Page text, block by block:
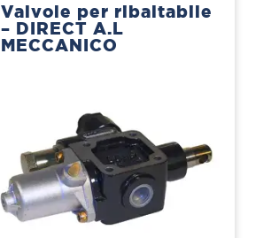
Valvole per ribaltabile
– DIRECT A.L
MECCANICO